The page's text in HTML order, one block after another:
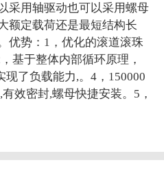
采用轴驱动也可以采用螺母
额定载荷还是最短结构长
优势：1，优化的滚道滚珠
基于整体内部循环原理，
了负载能力,。4，150000
效密封,螺母快捷安装。5，